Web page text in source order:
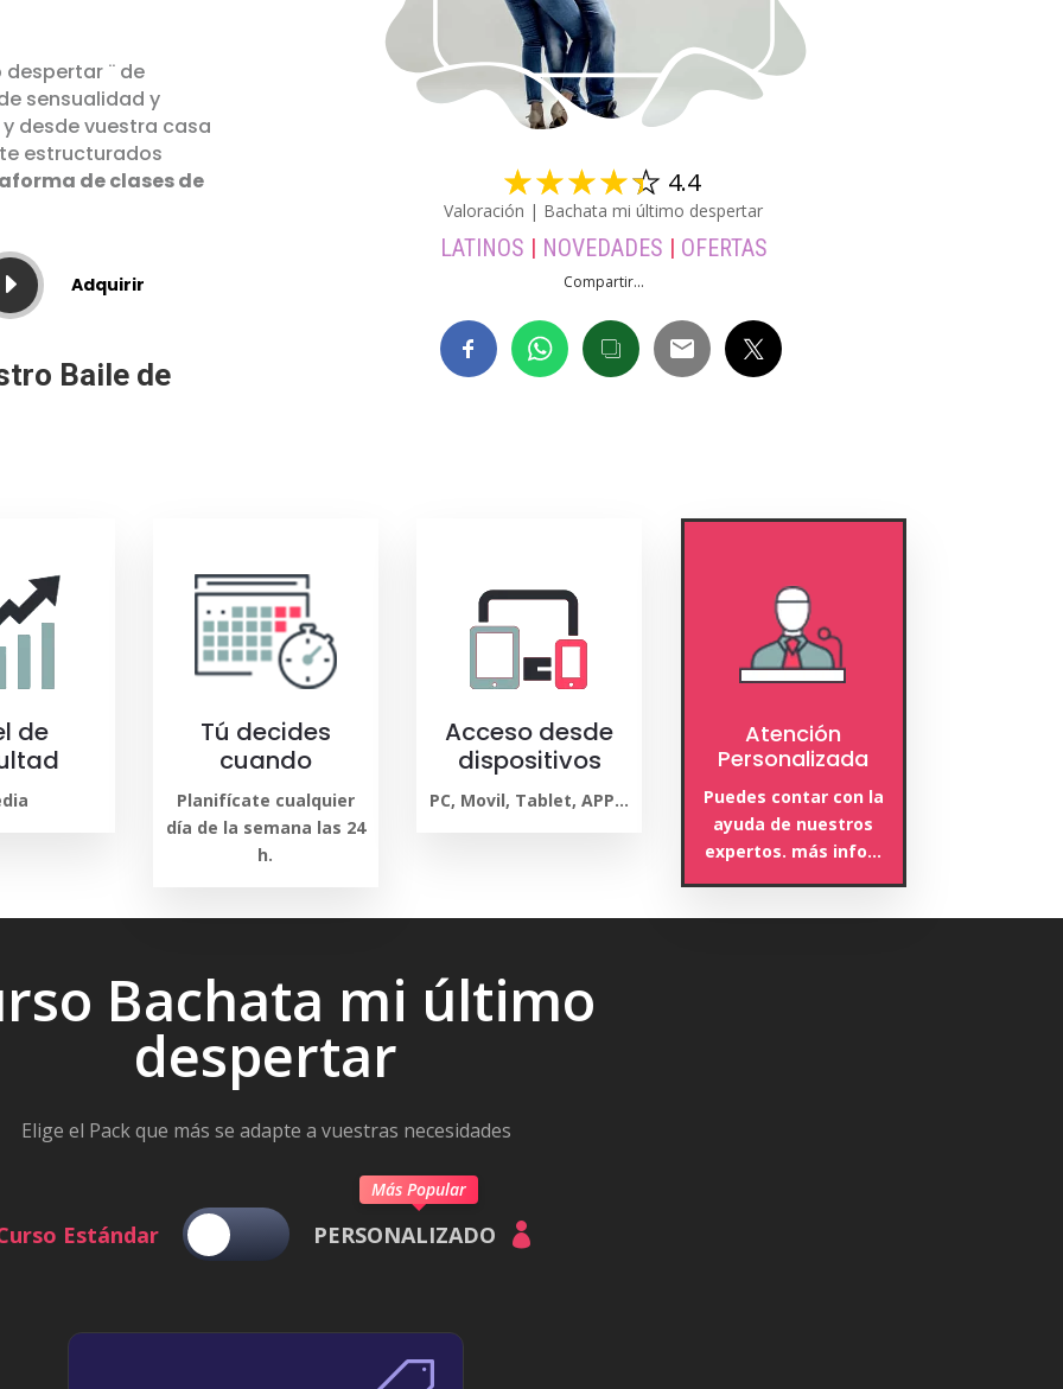
despertar ¨ de
sensualidad y
desde vuestra casa
estructurados
de clases de
E Adquirir
Baile de
☆☆☆☆☆ 4.4
Valoración | Bachata mi último despertar
LATINOS | NOVEDADES | OFERTAS
Compartir...
de
Tú decides
cuando
Planifícate cualquier
día de la semana las 24
h.
Acceso desde
dispositivos
PC, Movil, Tablet, APP…
Atención
Personalizada
Puedes contar con la
ayuda de nuestros
expertos. más info…
Bachata mi último
despertar
Elige el Pack que más se adapte a vuestras necesidades
Estándar
Más Popular

PERSONALIZADO